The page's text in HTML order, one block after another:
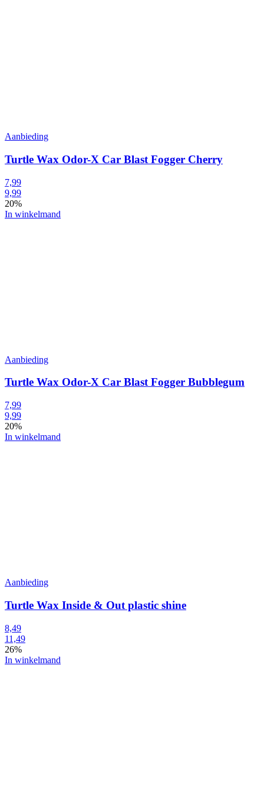
Aanbieding
Turtle Wax Odor-X Car Blast Fogger Cherry
7,99
9,99
20%
In winkelmand
Aanbieding
Turtle Wax Odor-X Car Blast Fogger Bubblegum
7,99
9,99
20%
In winkelmand
Aanbieding
Turtle Wax Inside & Out plastic shine
8,49
11,49
26%
In winkelmand